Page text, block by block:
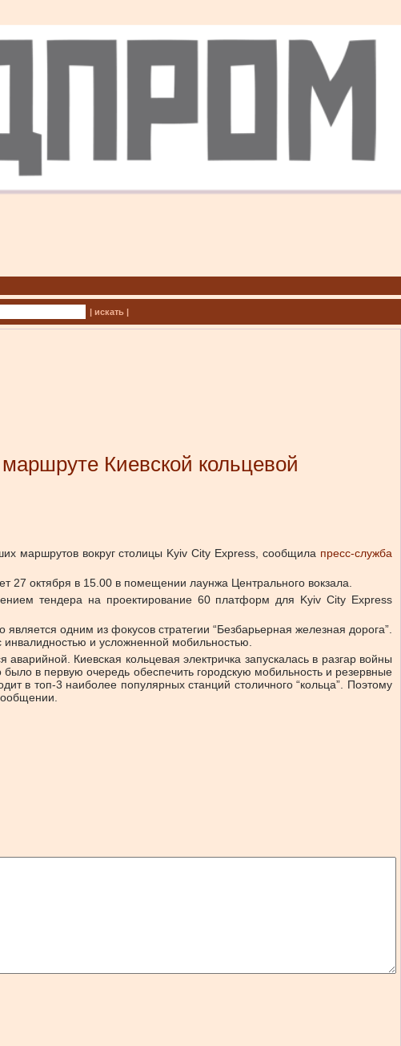
| искать |
Киевской кольцевой
маршрутов вокруг столицы Kyiv City Express, сообщила пресс-служба
27 октября в 15.00 в помещении лаунжа Центрального вокзала.
тендера на проектирование 60 платформ для Kyiv City Express
одним из фокусов стратегии “Безбарьерная железная дорога”.
и усложненной мобильностью.
Киевская кольцевая электричка запускалась в разгар войны
было в первую очередь обеспечить городскую мобильность и резервные
в топ-3 наиболее популярных станций столичного “кольца”. Поэтому